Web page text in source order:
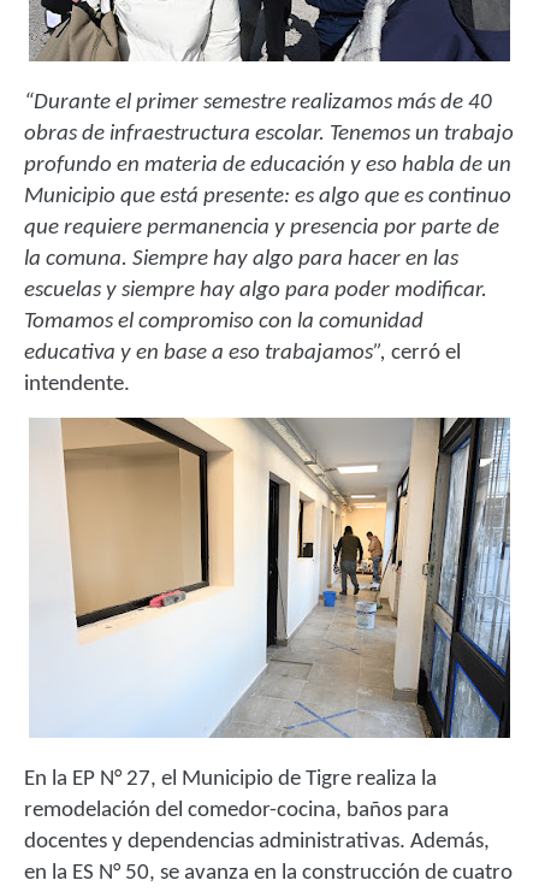
“Durante el primer semestre realizamos más de 40
obras de infraestructura escolar. Tenemos un trabajo
profundo en materia de educación y eso habla de un
Municipio que está presente: es algo que es continuo
que requiere permanencia y presencia por parte de
la comuna. Siempre hay algo para hacer en las
escuelas y siempre hay algo para poder modificar.
Tomamos el compromiso con la comunidad
educativa y en base a eso trabajamos”, cerró el
intendente.
En la EP N° 27, el Municipio de Tigre realiza la
remodelación del comedor-cocina, baños para
docentes y dependencias administrativas. Además,
en la ES N° 50, se avanza en la construcción de cuatro